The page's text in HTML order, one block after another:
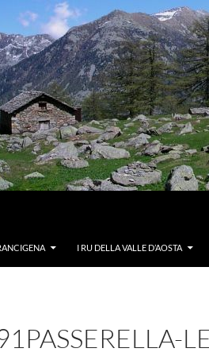
I RU DELLA VALLE D’AOSTA